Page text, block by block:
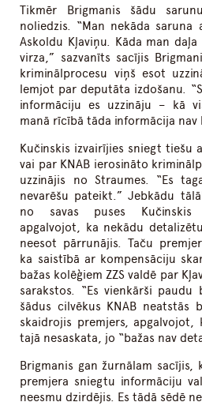
Tikmēr Brigmanis šādu
noliedzis. “Man nekāda
Askoldu Kļaviņu. Kāda man
virza,” sazvanīts sacījis
kriminālprocesu viņš esot
lemjot par deputāta izdošanu.
informāciju es uzzināju – kā
manā rīcībā tāda informācija nav
Kučinskis izvairījies sniegt tiešu
vai par KNAB ierosināto
uzzinājis no Straumes. “Es
nevarēšu pateikt.” Jebkādu
no savas puses Kučinskis
apgalvojot, ka nekādu
neesot pārrunājis. Taču
ka saistībā ar kompensāciju
bažas kolēģiem ZZS valdē par
sarakstos. “Es vienkārši paudu
šādus cilvēkus KNAB neatstās
skaidrojis premjers, apgalvojot,
tajā nesaskata, jo “bažas nav
Brigmanis gan žurnālam sacījis,
premjera sniegtu informāciju
neesmu dzirdējis. Es tādā sēdē